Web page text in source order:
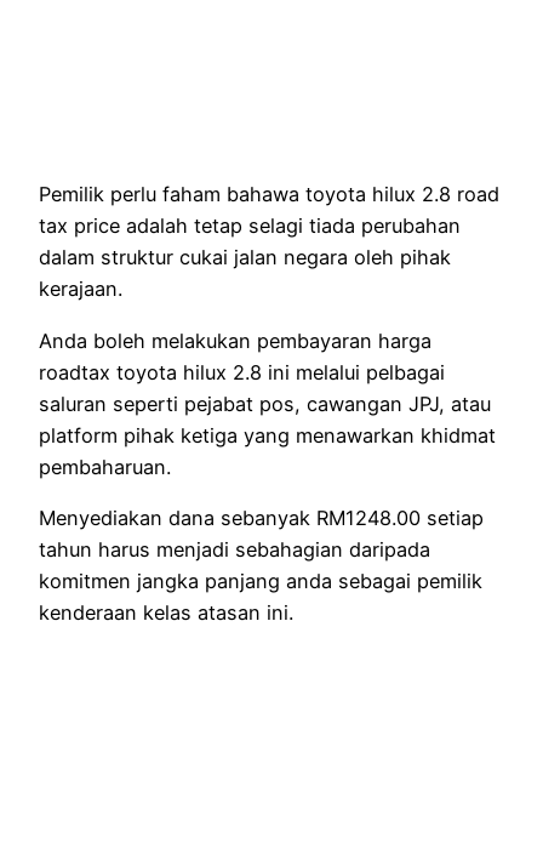
Pemilik perlu faham bahawa toyota hilux 2.8 road
tax price adalah tetap selagi tiada perubahan
dalam struktur cukai jalan negara oleh pihak
kerajaan.
Anda boleh melakukan pembayaran harga
roadtax toyota hilux 2.8 ini melalui pelbagai
saluran seperti pejabat pos, cawangan JPJ, atau
platform pihak ketiga yang menawarkan khidmat
pembaharuan.
Menyediakan dana sebanyak RM1248.00 setiap
tahun harus menjadi sebahagian daripada
komitmen jangka panjang anda sebagai pemilik
kenderaan kelas atasan ini.